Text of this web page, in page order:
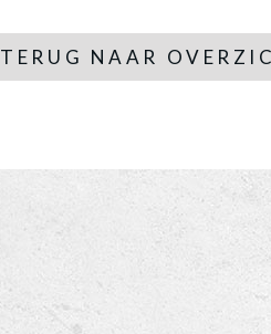
TERUG NAAR